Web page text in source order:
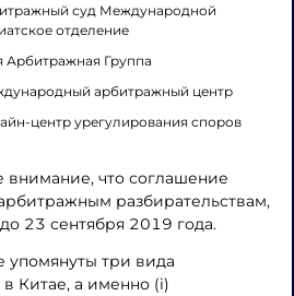
суд Международной
отделение
Арбитражная Группа
арбитражный центр
центр урегулирования споров
что соглашение
разбирательствам,
23 сентября 2019 года.
упомянуты три вида
Китае, а именно (i)